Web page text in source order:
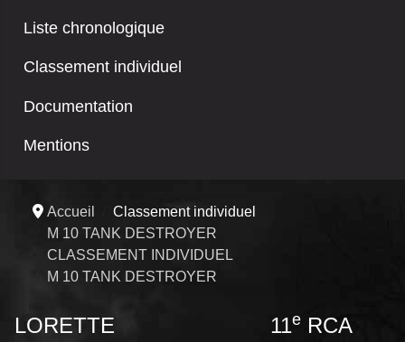
Liste chronologique
Classement individuel
Documentation
Mentions
Accueil
Classement individuel
M 10 TANK DESTROYER
CLASSEMENT INDIVIDUEL
M 10 TANK DESTROYER
LORETTE 11e RCA